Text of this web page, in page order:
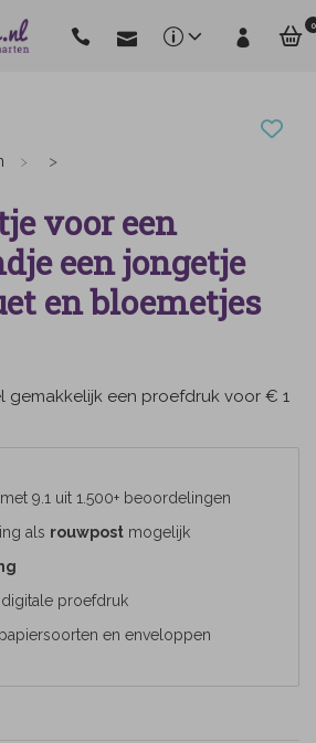
0
voor een
een jongetje
en bloemetjes
gemakkelijk een proefdruk voor € 1
met 9.1 uit 1.500+ beoordelingen
als rouwpost mogelijk
proefdruk
en enveloppen